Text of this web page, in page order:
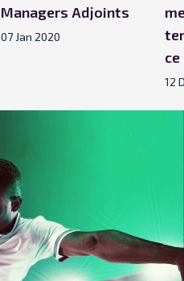
Managers Adjoints
07 Jan 2020
12